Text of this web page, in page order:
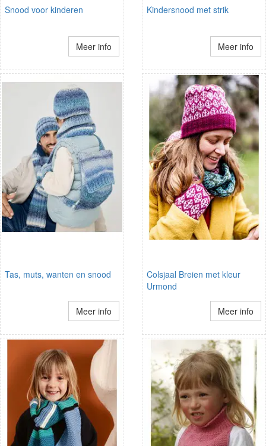
Snood voor kinderen
Meer info
Kindersnood met strik
Meer info
Tas, muts, wanten en snood
Meer info
Colsjaal Breien met kleur
Urmond
Meer info